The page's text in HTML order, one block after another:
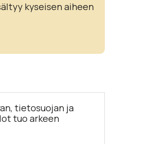
kyseisen aiheen
tietosuojan ja
tuo arkeen